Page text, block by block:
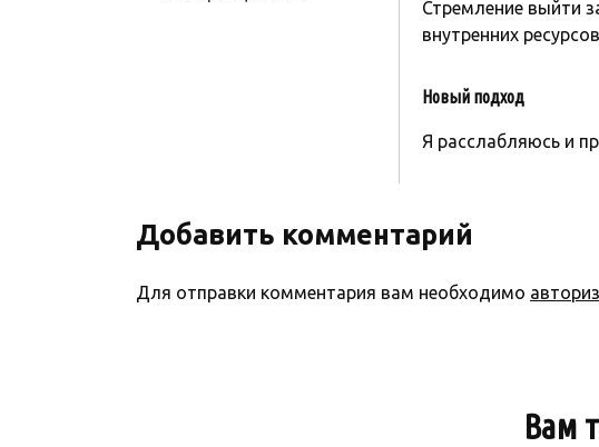
Стремление выйти
внутренних
Новый подход
Я расслабляюсь и
Добавить комментарий
Для отправки комментария вам необходимо
Вам